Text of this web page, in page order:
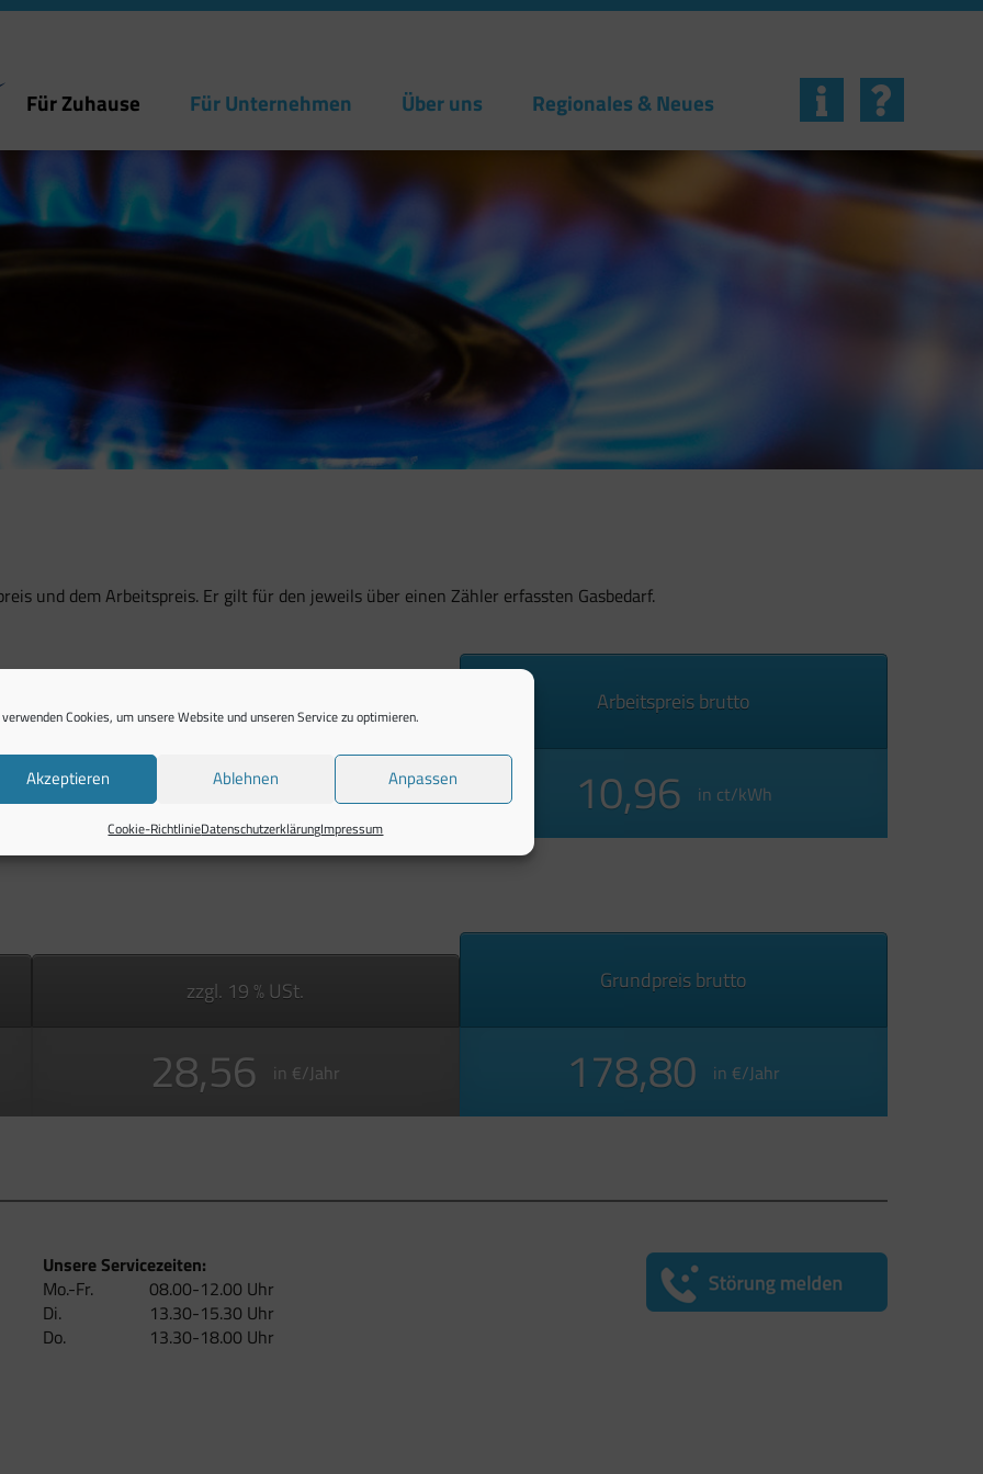
Cookies, um unsere Website und unseren Service zu optimieren.
Akzeptieren Ablehnen Anpassen
Cookie-RichtlinieDatenschutzerklärungImpressum
Für Zuhause Für Unternehmen Über uns Regionales & Neues
und dem Arbeitspreis. Er gilt für den jeweils über einen Zähler erfassten Gasbedarf.
zzgl. 19 % USt.
1,75 in ct/Jahr
Arbeitspreis brutto
10,96 in ct/kWh
zzgl. 19 % USt.
28,56 in €/Jahr
Grundpreis brutto
178,80 in €/Jahr
Unsere Servicezeiten:
Mo.-Fr.
08.00-12.00 Uhr
Di.
13.30-15.30 Uhr
Do.
13.30-18.00 Uhr